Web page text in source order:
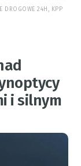
DROGOWE 24H, KPP
i silnym